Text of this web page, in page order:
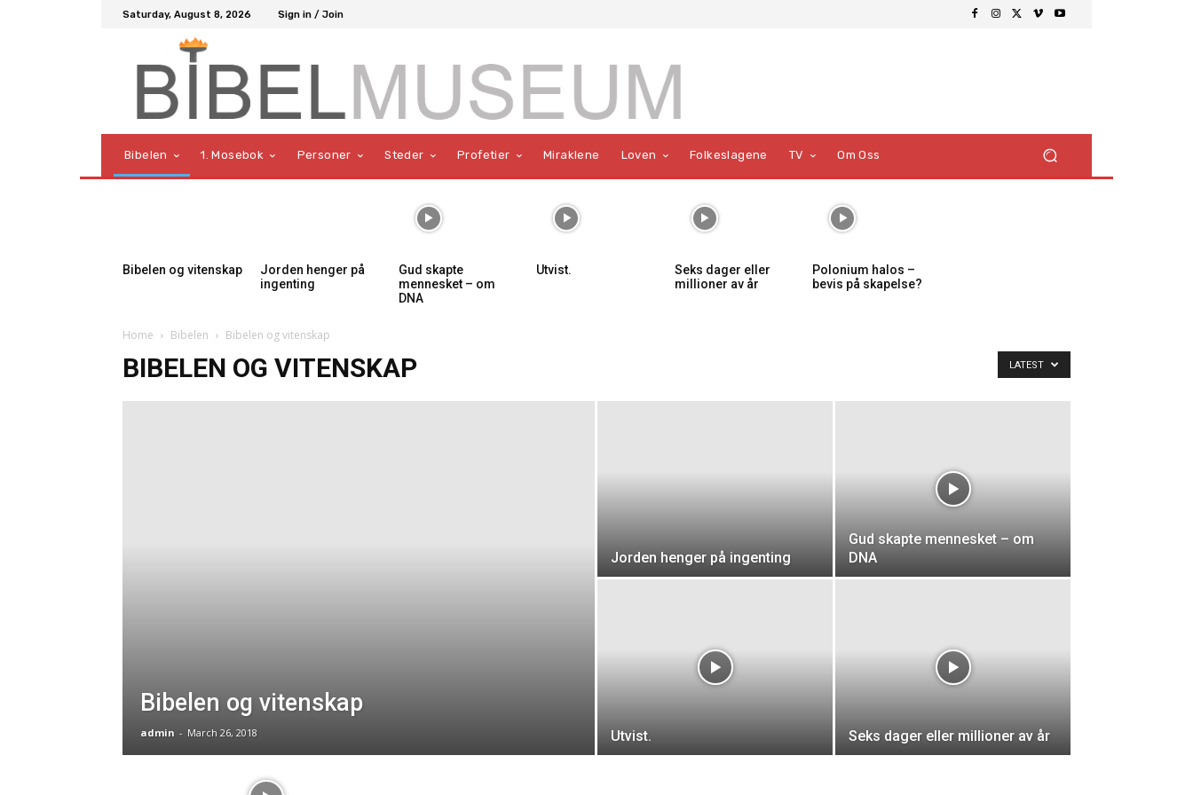
Saturday, August 8, 2026 Sign in / Join
Bibelen 1. Mosebok Personer Steder Profetier Miraklene Loven Folkeslagene TV Om Oss
Bibelen og vitenskap
Jorden henger på
ingenting
Gud skapte
mennesket – om
DNA
Utvist.
Seks dager eller
millioner av år
Polonium halos –
bevis på skapelse?
Home Bibelen Bibelen og vitenskap
BIBELEN OG VITENSKAP LATEST
Bibelen og vitenskap
admin - March 26, 2018
Jorden henger på ingenting
Gud skapte mennesket – om
DNA
Utvist. Seks dager eller millioner av år